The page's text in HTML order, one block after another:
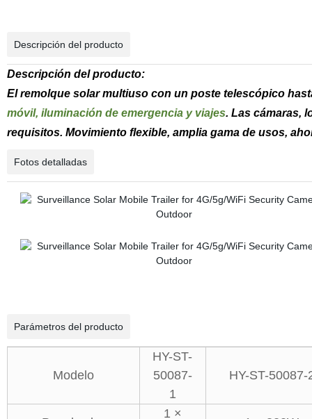
Descripción del producto
Descripción del producto:
El remolque solar multiuso con un poste telescópico
móvil, iluminación de emergencia y viajes. Las cámaras,
requisitos. Movimiento flexible, amplia gama de usos,
Fotos detalladas
Parámetros del producto
Modelo
HY-ST-
50087-
1
HY-ST-50087-
1 ×